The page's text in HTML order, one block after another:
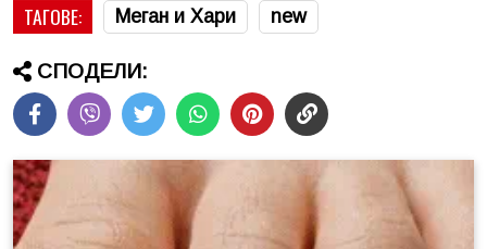
ТАГОВЕ: Меган и Хари new
СПОДЕЛИ: